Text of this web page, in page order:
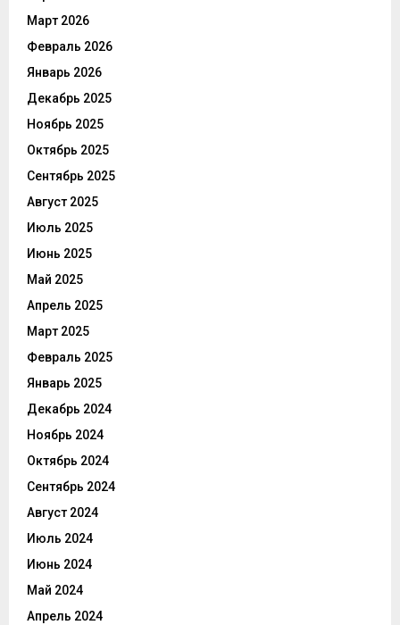
Март 2026
Февраль 2026
Январь 2026
Декабрь 2025
Ноябрь 2025
Октябрь 2025
Сентябрь 2025
Август 2025
Июль 2025
Июнь 2025
Май 2025
Апрель 2025
Март 2025
Февраль 2025
Январь 2025
Декабрь 2024
Ноябрь 2024
Октябрь 2024
Сентябрь 2024
Август 2024
Июль 2024
Июнь 2024
Май 2024
Апрель 2024